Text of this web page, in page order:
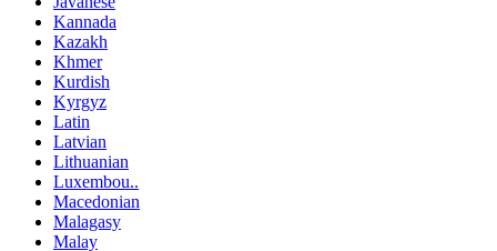
Kannada
Kazakh
Khmer
Kurdish
Kyrgyz
Latin
Latvian
Lithuanian
Luxembou..
Macedonian
Malagasy
Malay